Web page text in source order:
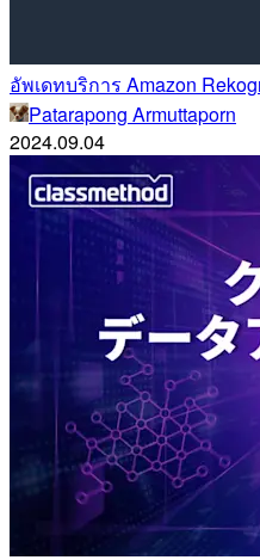
อัพเดทบริการ Amazon
Patarapong Armuttaporn
2024.09.04